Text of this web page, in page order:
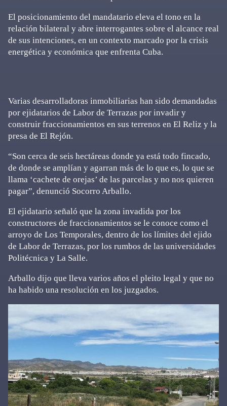
El posicionamiento del mandatario eleva el tono en la
relación bilateral y abre interrogantes sobre el alcance real
de sus intenciones, en un contexto marcado por la crisis
energética y económica que enfrenta Cuba.
Varias desarrolladoras inmobiliarias han sido demandadas
por ejidatarios de Labor de Terrazas por invadir y
construir fraccionamientos en sus terrenos en El Reliz y la
presa de El Rejón.
“Son cerca de seis hectáreas donde ya está todo fincado,
de donde se amplían y agarran más de lo que es, lo que se
llama ‘cachete de orejas’ de las parcelas y no nos quieren
pagar”, denunció Socorro Arballo.
El ejidatario señaló que la zona invadida por los
constructores de fraccionamientos se le conoce como el
arroyo de Los Temporales, dentro de los límites del ejido
de Labor de Terrazas, por los rumbos de las universidades
Politécnica y La Salle.
Arballo dijo que lleva varios años el pleito legal y que no
ha habido una resolución en los juzgados.